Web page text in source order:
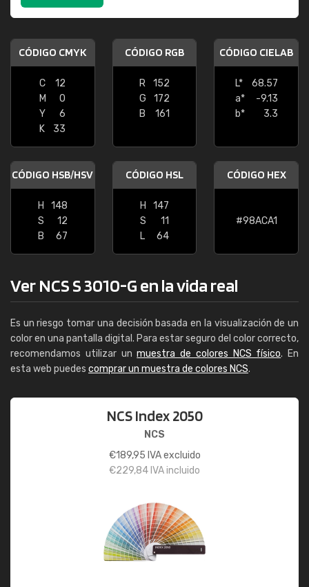
CÓDIGO CMYK
C
12
M
0
Y
6
K
33
CÓDIGO RGB
R
152
G
172
B
161
CÓDIGO CIELAB
L*
68.57
a*
-9.13
b*
3.3
CÓDIGO HSB/HSV
H
148
S
12
B
67
CÓDIGO HSL
H
147
S
11
L
64
CÓDIGO HEX
#98ACA1
Ver NCS S 3010-G en la vida real
Es un riesgo tomar una decisión basada en la visualización de un
color en una pantalla digital. Para estar seguro del color correcto,
recomendamos utilizar unmuestra de colores NCS físico. En
esta web puedes comprar un muestra de colores NCS.
NCS Index 2050
NCS
€189,95 IVA excluido
€229,84 IVA incluido